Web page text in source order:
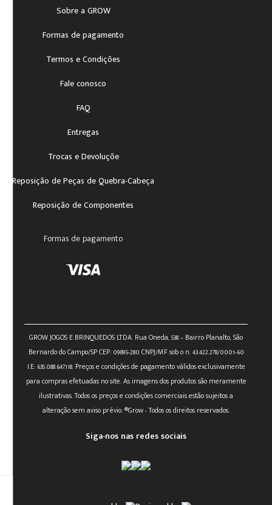
Sobre a GROW
Formas de pagamento
Termos e Condições
Fale conosco
FAQ
Entregas
Trocas e Devoluçõe
Reposição de Peças de Quebra-Cabeça
Reposição de Componentes
Formas de pagamento
GROW JOGOS E BRINQUEDOS LTDA. Rua Oneda, 538 – Bairro Planalto, São
Bernardo do Campo/SP CEP: 09895-280 CNPJ/MF sob o n. 43.422.278/0001-60
I.E: 635.088.647.118. Preços e condições de pagamento válidos exclusivamente
para compras efetuadas no site. As imagens dos produtos são meramente
ilustrativas. Todos os preços e condições comerciais estão sujeitos a
alteração sem aviso prévio. ®Grow - Todos os direitos reservados.
Siga-nos nas redes sociais